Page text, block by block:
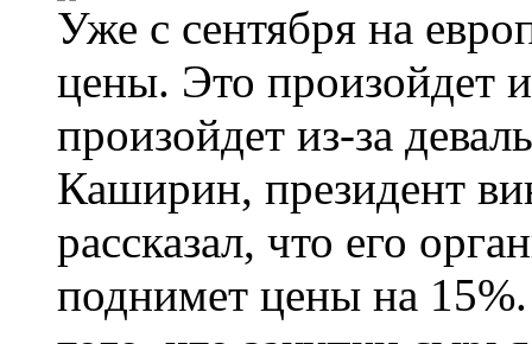
Уже с сентября на
цены. Это произойдет
произойдет из-за
Каширин, президент
рассказал, что его
поднимет цены на